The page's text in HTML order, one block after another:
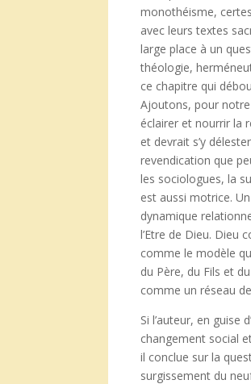
monothéisme,
avec leurs textes
large place à un
théologie,
ce chapitre qui
Ajoutons, pour
éclairer et nourrir la
et devrait s’y
revendication que
les sociologues, la
est aussi motrice.
dynamique
l’Etre de Dieu. Dieu
comme le modèle
du Père, du Fils et
comme un réseau
Si l’auteur, en
changement social
il conclue sur la
surgissement du